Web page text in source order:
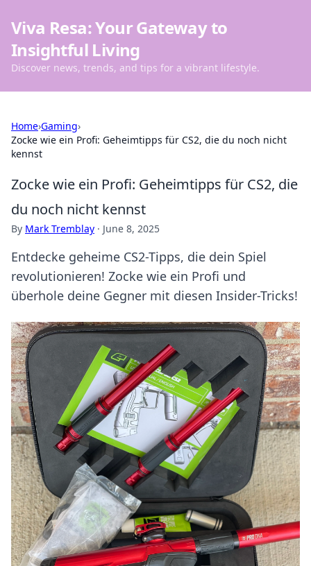
Viva Resa: Your Gateway to
Insightful Living
Discover news, trends, and tips for a vibrant lifestyle.
Home›Gaming›
Zocke wie ein Profi: Geheimtipps für CS2, die du noch nicht
kennst
Zocke wie ein Profi: Geheimtipps für CS2, die
du noch nicht kennst
By Mark Tremblay · June 8, 2025
Entdecke geheime CS2-Tipps, die dein Spiel
revolutionieren! Zocke wie ein Profi und
überhole deine Gegner mit diesen Insider-Tricks!